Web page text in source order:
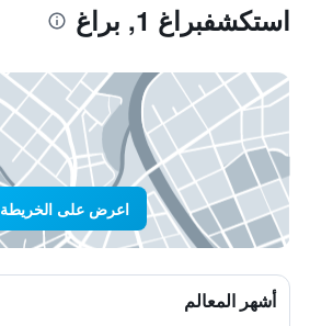
استكشفبراغ 1, براغ
اعرض على الخريطة
أشهر المعالم